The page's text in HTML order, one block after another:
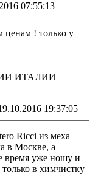
07:55:13
! только у
ИТАЛИИ
19:37:05
Ricci из меха
в Москве, а
время уже ношу и
в химчистку